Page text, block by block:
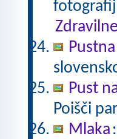
Pust
Poišči
Mlaka